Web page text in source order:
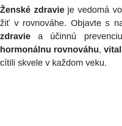
Ženské zdravieje vedomá
žiť v rovnováhe. Objavte s
zdravie a účinnú
hormonálnu rovnováhu,
cítili skvele v každom veku.